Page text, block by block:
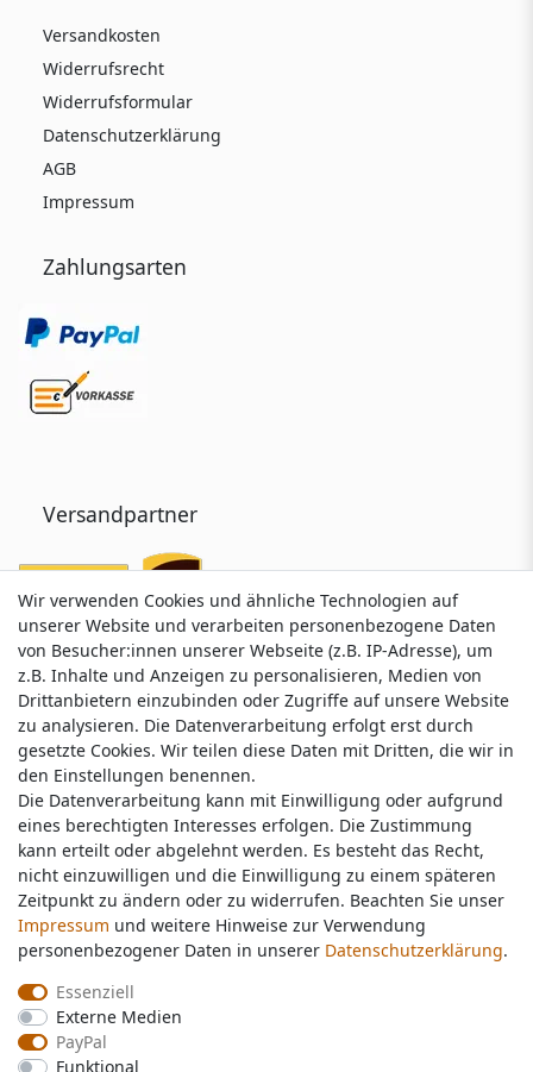
Versandkosten
Widerrufsrecht
Widerrufsformular
Datenschutzerklärung
AGB
Impressum
Zahlungsarten
Versandpartner
Service & Kontakt
Wünschen Sie einen Rückruf?
service@nawajo.de
Schreiben Sie uns:
service@nawajo.de
Durchschnittliche Bewertung von
Wir verwenden Cookies und ähnliche Technologien auf
unserer Website und verarbeiten personenbezogene Daten
von Besucher:innen unserer Webseite (z.B. IP-Adresse), um
z.B. Inhalte und Anzeigen zu personalisieren, Medien von
Drittanbietern einzubinden oder Zugriffe auf unsere Website
zu analysieren. Die Datenverarbeitung erfolgt erst durch
gesetzte Cookies. Wir teilen diese Daten mit Dritten, die wir in
den Einstellungen benennen.
Die Datenverarbeitung kann mit Einwilligung oder aufgrund
eines berechtigten Interesses erfolgen. Die Zustimmung
kann erteilt oder abgelehnt werden. Es besteht das Recht,
nicht einzuwilligen und die Einwilligung zu einem späteren
Zeitpunkt zu ändern oder zu widerrufen. Beachten Sie unser
Impressum und weitere Hinweise zur Verwendung
personenbezogener Daten in unserer Daten­schutz­erklärung.
Essenziell
Externe Medien
PayPal
Funktional
Wir verwenden Cookies und ähnliche Technologien auf
unserer Website und verarbeiten personenbezogene Daten
von Besucher:innen unserer Webseite (z.B. IP-Adresse), um
z.B. Inhalte und Anzeigen zu personalisieren, Medien von
Drittanbietern einzubinden oder Zugriffe auf unsere Website
zu analysieren. Die Datenverarbeitung erfolgt erst durch
gesetzte Cookies. Wir teilen diese Daten mit Dritten, die wir in
den Einstellungen benennen.
Die Datenverarbeitung kann mit Einwilligung oder aufgrund
eines berechtigten Interesses erfolgen. Die Zustimmung
kann erteilt oder abgelehnt werden. Es besteht das Recht,
nicht einzuwilligen und die Einwilligung zu einem späteren
Zeitpunkt zu ändern oder zu widerrufen. Beachten Sie unser
Impressum und weitere Hinweise zur Verwendung
personenbezogener Daten in unserer Daten­schutz­erklärung.
Essenziell
Externe Medien
PayPal
Funktional